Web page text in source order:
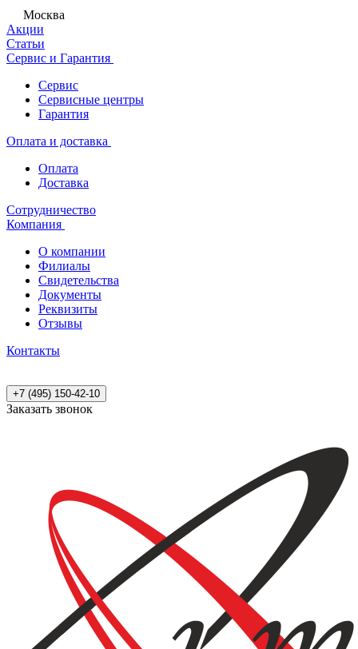
Москва
Акции
Статьи
Сервис и Гарантия
Сервис
Сервисные центры
Гарантия
Оплата и доставка
Оплата
Доставка
Сотрудничество
Компания
О компании
Филиалы
Свидетельства
Документы
Реквизиты
Отзывы
Контакты
+7 (495) 150-42-10
Заказать звонок